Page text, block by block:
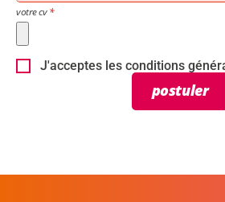
votre cv
J'acceptes les conditions
postuler